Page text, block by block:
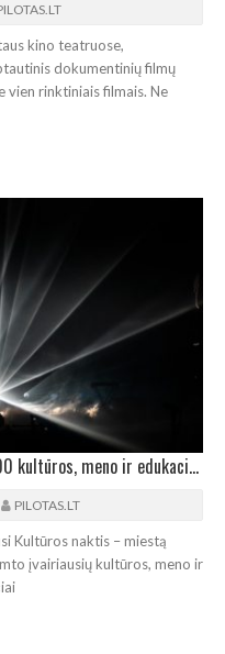
kino teatruose,
dokumentinių filmų
vien rinktiniais filmais. Ne
APGAUBS KULTŪROS NAKTIS: Arti 100 kultūros, meno ir edukacinių renginių
PILOTAS.LT
Kultūros naktis – miestą
įvairiausių kultūros, meno ir